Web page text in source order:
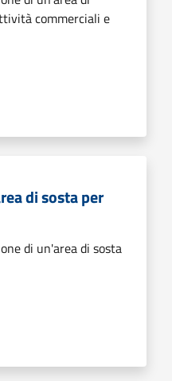
commerciali e
di sosta per
di un'area di sosta